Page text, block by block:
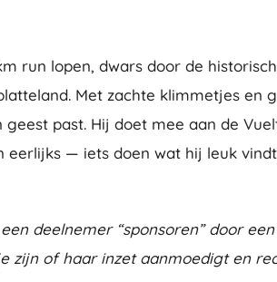
run lopen, dwars door de
Met zachte klimmetjes en
past. Hij doet mee aan de
eerlijks — iets doen wat hij leuk
deelnemer “sponsoren” door
zijn of haar inzet aanmoedigt en